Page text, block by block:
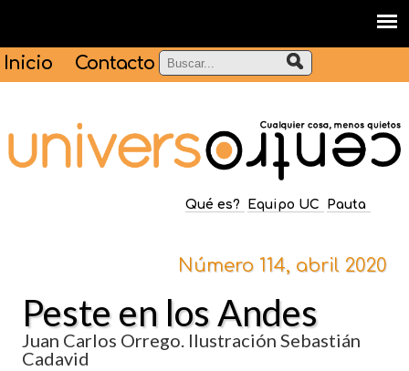
Inicio Contacto
Qué es? Equipo UC Pauta
Número 114, abril 2020
Peste en los Andes
Juan Carlos Orrego. Ilustración Sebastián
Cadavid